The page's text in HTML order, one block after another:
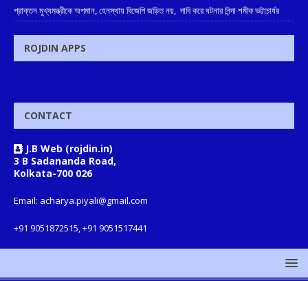
প্রাক্তন মুখ্যমন্ত্রীকে অপমান, হেনস্থায় বিজেপি জড়িত নয়, দাবি করে ঘটনার নিন্দা শমীক ভট্টাচার্যর
ROJDIN APPS
CONTACT
J.B Web (rojdin.in)
3 B Sadananda Road,
Kolkata-700 026
Email: acharya.piyali@gmail.com
+91 9051872515, +91 9051517441